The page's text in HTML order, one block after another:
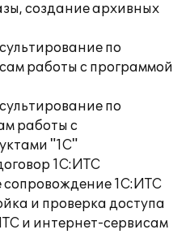
создание архивных
по
работы с программой
по
работы с
"1С"
1С:ИТС
сопровождение 1С:ИТС
и проверка доступа
и интернет-сервисам